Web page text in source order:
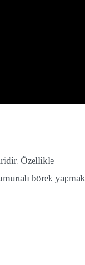
Özellikle
börek yapmak